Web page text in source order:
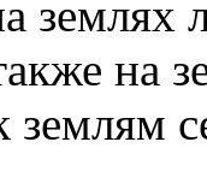
землях
на